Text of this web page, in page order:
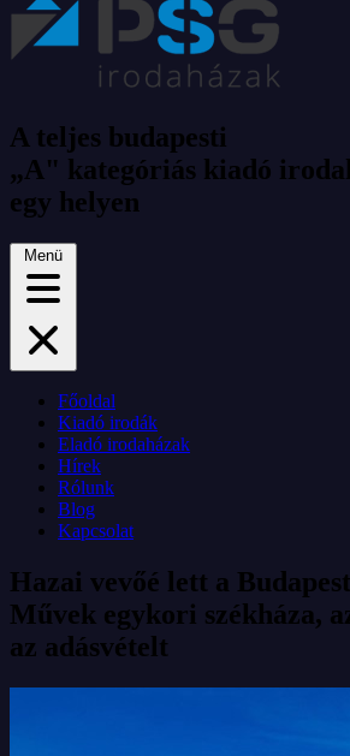
A teljes budapesti
„A" kategóriás kiadó
egy helyen
Menü
Főoldal
Kiadó irodák
Eladó irodaházak
Hírek
Rólunk
Blog
Kapcsolat
Hazai vevőé lett a
Művek egykori székháza,
az adásvételt